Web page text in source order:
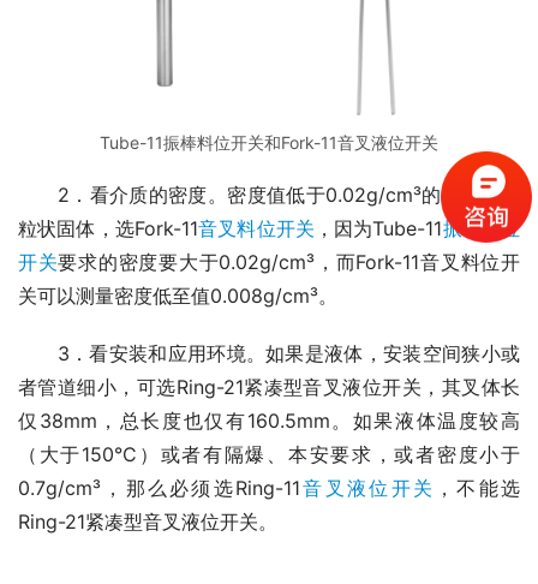
Tube-11振棒料位开关和Fork-11音叉液位开关
2．看介质的密度。密度值低于0.02g/cm³的粉末或颗
粒状固体，选Fork-11音叉料位开关 ，因为Tube-11振棒料位
开关要求的密度要大于0.02g/cm³，而Fork-11音叉料位开
关可以测量密度低至值0.008g/cm³。
3．看安装和应用环境。如果是液体，安装空间狭小或
者管道细小，可选Ring-21紧凑型音叉液位开关，其叉体长
仅38mm，总长度也仅有160.5mm。如果液体温度较高
（大于150°C）或者有隔爆、本安要求，或者密度小于
0.7g/cm³，那么必须选Ring-11音叉液位开关 ，不能选
Ring-21紧凑型音叉液位开关。